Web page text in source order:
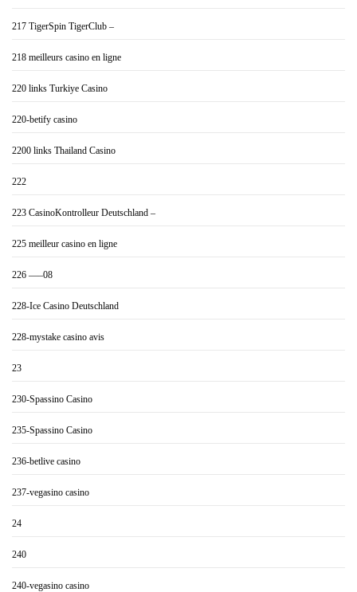
217 TigerSpin TigerClub –
218 meilleurs casino en ligne
220 links Turkiye Casino
220-betify casino
2200 links Thailand Casino
222
223 CasinoKontrolleur Deutschland –
225 meilleur casino en ligne
226 —–08
228-Ice Casino Deutschland
228-mystake casino avis
23
230-Spassino Casino
235-Spassino Casino
236-betlive casino
237-vegasino casino
24
240
240-vegasino casino